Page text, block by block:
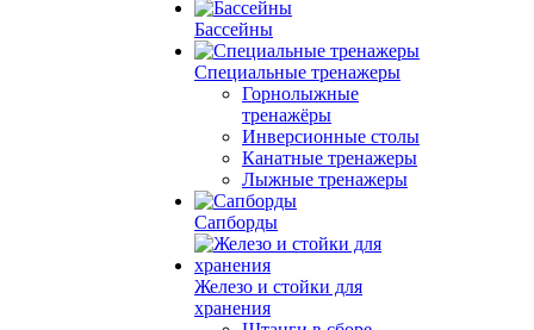
Бассейны
Специальные тренажеры
Горнолыжные
тренажёры
Инверсионные столы
Канатные тренажеры
Лыжные тренажеры
Сапборды
Железо и стойки для
хранения